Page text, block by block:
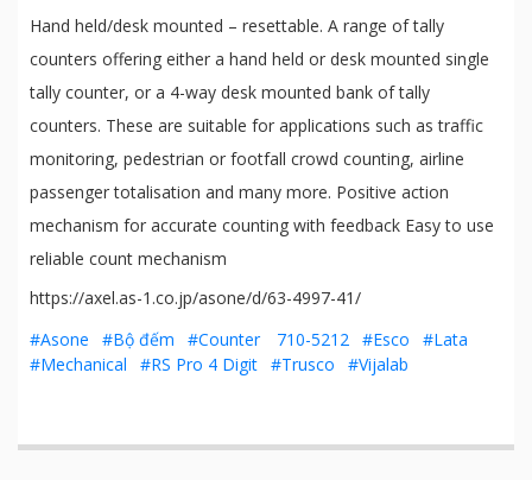
Hand held/desk mounted – resettable. A range of tally
counters offering either a hand held or desk mounted single
tally counter, or a 4-way desk mounted bank of tally
counters. These are suitable for applications such as traffic
monitoring, pedestrian or footfall crowd counting, airline
passenger totalisation and many more. Positive action
mechanism for accurate counting with feedback Easy to use
reliable count mechanism
https://axel.as-1.co.jp/asone/d/63-4997-41/
#Asone
#Bộ đếm #Counter 710-5212 #Esco
#Lata
#Mechanical
#RS Pro 4 Digit #Trusco #Vijalab